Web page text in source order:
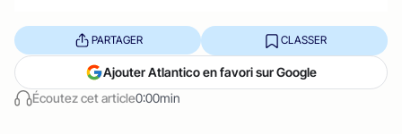
Écoutez cet article0:00min
PARTAGER CLASSER
Ajouter Atlantico en favori sur Google